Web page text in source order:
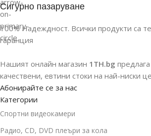
Сигурно пазаруване
100% Надеждност. Всички продукти са
гаранция
Нашият онлайн магазин 1TH.bg
качествени, евтини стоки на най-ниски
Абонирайте се за нас
Категории
Спортни видеокамери
Радио, CD, DVD плеъри за кола